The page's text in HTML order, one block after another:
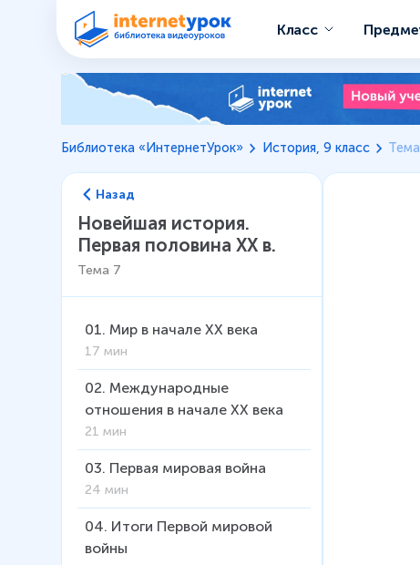
Класс
Библиотека «ИнтернетУрок» История, 9 класс
Назад
Новейшая история.
Первая половина XX в.
Тема 7
01. Мир в начале XX века
17 мин
02. Международные
отношения в начале ХХ века
21 мин
03. Первая мировая война
24 мин
04. Итоги Первой мировой
войны